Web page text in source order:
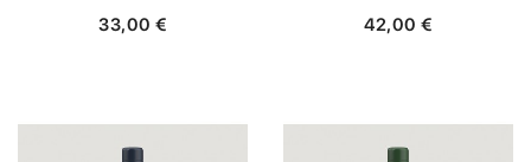
33,00 € 42,00 €